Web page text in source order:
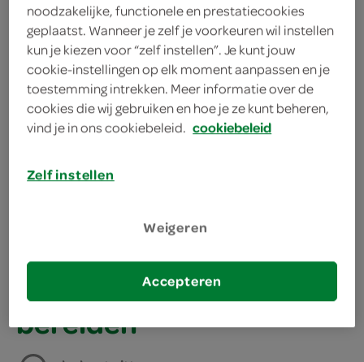
50 gram rode uienchutney
1 scheutje olijfolie
1 middelgrote biefstuk
4 volkoren ciabatta's
bereiden
noodzakelijke, functionele en prestatiecookies
geplaatst. Wanneer je zelf je voorkeuren wil instellen
kun je kiezen voor “zelf instellen”. Je kunt jouw
cookie-instellingen op elk moment aanpassen en je
toestemming intrekken. Meer informatie over de
cookies die wij gebruiken en hoe je ze kunt beheren,
vind je in ons cookiebeleid. cookiebeleid
Zelf instellen
Weigeren
Accepteren